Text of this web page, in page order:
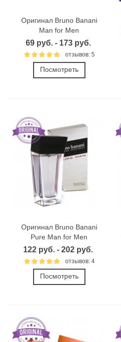
Оригинал Bruno Banani
Man for Men
69 руб. - 173 руб.
отзывов: 5
Посмотреть
Оригинал Bruno Banani
Pure Man for Men
122 руб. - 202 руб.
отзывов: 4
Посмотреть